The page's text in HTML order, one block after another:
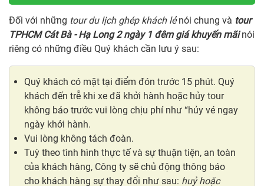
Đối với những tour du lịch ghép khách lẻnói chung và tour
TPHCM Cát Bà - Hạ Long 2 ngày 1 đêm giá khuyến mãinói
riêng có những điều Quý khách cần lưu ý sau:
Quý khách có mặt tại điểm đón trước 15 phút. Quý
khách đến trễ khi xe đã khởi hành hoặc hủy tour
không báo trước vui lòng chịu phí như “hủy vé ngay
ngày khởi hành.
Vui lòng không tách đoàn.
Tuỳ theo tình hình thực tế và sự thuận tiện, an toàn
của khách hàng, Công ty sẽ chủ động thông báo
cho khách hàng sự thay đổi như sau: huỷ hoặc